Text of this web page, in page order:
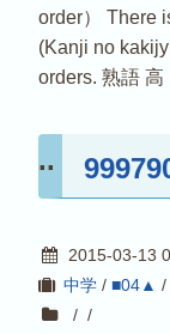
order） There
(Kanji no
orders. 熟語 高
2015-03-
中学/ ■04▲ /
/ /